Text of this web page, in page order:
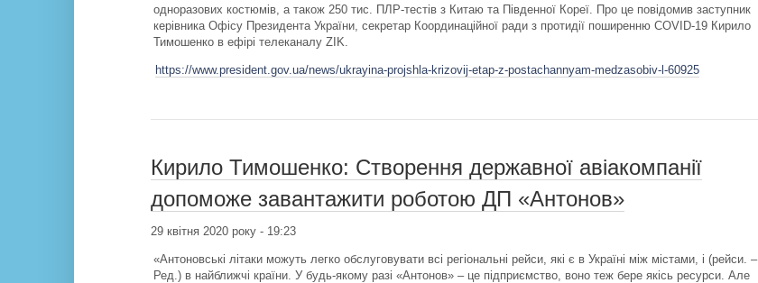
одноразових костюмів, а також 250 тис. ПЛР-тестів з Китаю та Південної Кореї. Про це повідомив заступник
керівника Офісу Президента України, секретар Координаційної ради з протидії поширенню COVID-19 Кирило
Тимошенко в ефірі телеканалу ZIK.
https://www.president.gov.ua/news/ukrayina-projshla-krizovij-etap-z-postachannyam-medzasobiv-l-60925
Кирило Тимошенко: Створення державної авіакомпанії
допоможе завантажити роботою ДП «Антонов»
29 квітня 2020 року - 19:23
«Антоновські літаки можуть легко обслуговувати всі регіональні рейси, які є в Україні між містами, і (рейси. –
Ред.) в найближчі країни. У будь-якому разі «Антонов» – це підприємство, воно теж бере якісь ресурси. Але